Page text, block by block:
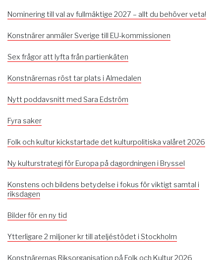
Nominering till val av fullmäktige 2027 – allt du behöver veta!
Konstnärer anmäler Sverige till EU-kommissionen
Sex frågor att lyfta från partienkäten
Konstnärernas röst tar plats i Almedalen
Nytt poddavsnitt med Sara Edström
Fyra saker
Folk och kultur kickstartade det kulturpolitiska valåret 2026
Ny kulturstrategi för Europa på dagordningen i Bryssel
Konstens och bildens betydelse i fokus för viktigt samtal i
riksdagen
Bilder för en ny tid
Ytterligare 2 miljoner kr till ateljéstödet i Stockholm
Konstnärernas Riksorganisation på Folk och Kultur 2026